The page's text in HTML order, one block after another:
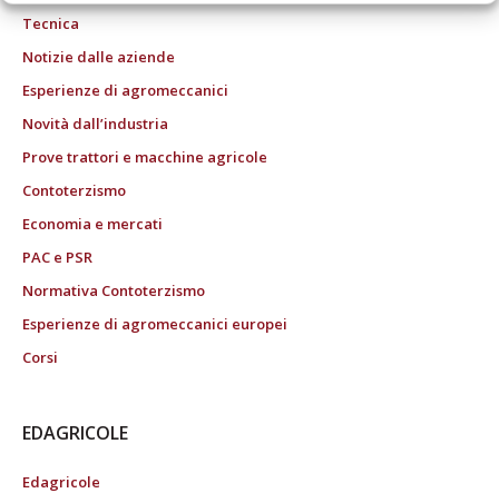
Tecnica
Notizie dalle aziende
Esperienze di agromeccanici
Novità dall’industria
Prove trattori e macchine agricole
Contoterzismo
Economia e mercati
PAC e PSR
Normativa Contoterzismo
Esperienze di agromeccanici europei
Corsi
EDAGRICOLE
Edagricole